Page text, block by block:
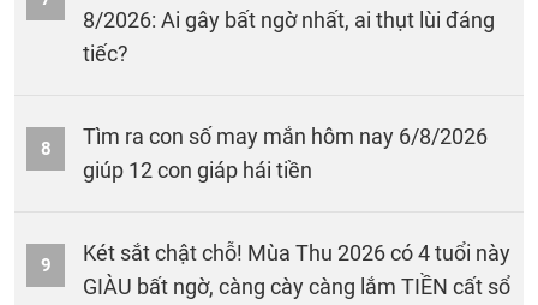
8/2026: Ai gây bất ngờ nhất, ai thụt lùi đáng
tiếc?
8
Tìm ra con số may mắn hôm nay 6/8/2026
giúp 12 con giáp hái tiền
9
Két sắt chật chỗ! Mùa Thu 2026 có 4 tuổi này
GIÀU bất ngờ, càng cày càng lắm TIỀN cất sổ